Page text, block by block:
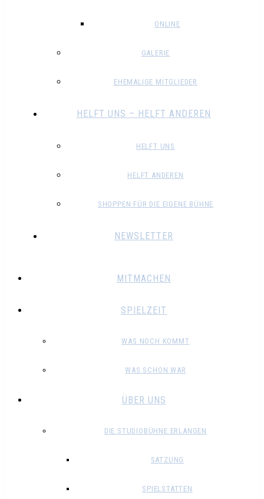
ONLINE
GALERIE
EHEMALIGE MITGLIEDER
HELFT UNS – HELFT ANDEREN
HELFT UNS
HELFT ANDEREN
SHOPPEN FÜR DIE EIGENE BÜHNE
NEWSLETTER
MITMACHEN
SPIELZEIT
WAS NOCH KOMMT
WAS SCHON WAR
ÜBER UNS
DIE STUDIOBÜHNE ERLANGEN
SATZUNG
SPIELSTÄTTEN